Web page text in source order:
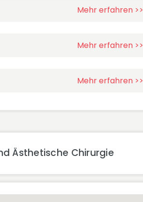
Mehr erfahren >>
Mehr erfahren >>
Mehr erfahren >>
Ästhetische Chirurgie